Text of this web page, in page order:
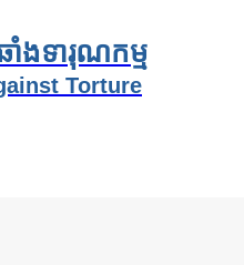
ាំងទារុណកម្ម
Torture